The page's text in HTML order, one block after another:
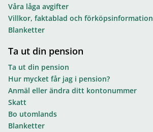
Våra låga avgifter
Villkor, faktablad och förköpsinformation
Blanketter
Ta ut din pension
Ta ut din pension
Hur mycket får jag i pension?
Anmäl eller ändra ditt kontonummer
Skatt
Bo utomlands
Blanketter